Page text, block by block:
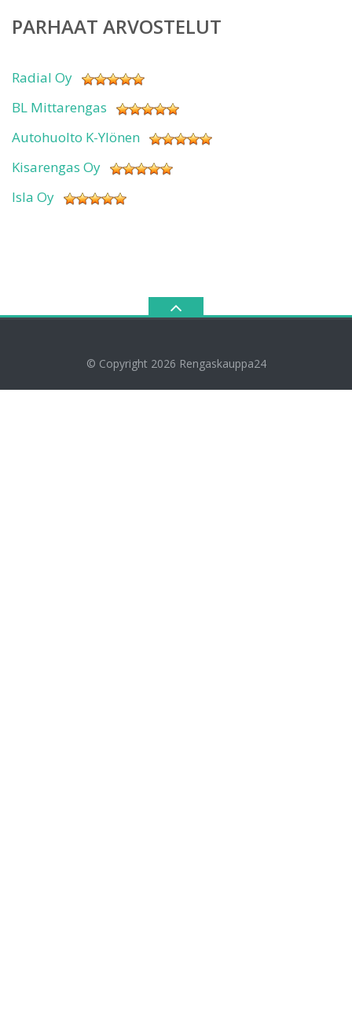
PARHAAT ARVOSTELUT
Radial Oy
BL Mittarengas
Autohuolto K-Ylönen
Kisarengas Oy
Isla Oy
© Copyright 2026 Rengaskauppa24